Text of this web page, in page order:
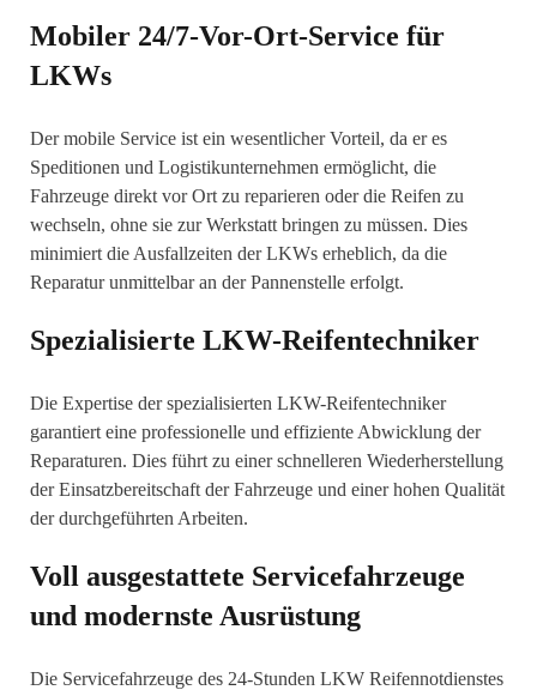
Mobiler 24/7-Vor-Ort-Service für
LKWs
Der mobile Service ist ein wesentlicher Vorteil, da er es
Speditionen und Logistikunternehmen ermöglicht, die
Fahrzeuge direkt vor Ort zu reparieren oder die Reifen zu
wechseln, ohne sie zur Werkstatt bringen zu müssen. Dies
minimiert die Ausfallzeiten der LKWs erheblich, da die
Reparatur unmittelbar an der Pannenstelle erfolgt.
Spezialisierte LKW-Reifentechniker
Die Expertise der spezialisierten LKW-Reifentechniker
garantiert eine professionelle und effiziente Abwicklung der
Reparaturen. Dies führt zu einer schnelleren Wiederherstellung
der Einsatzbereitschaft der Fahrzeuge und einer hohen Qualität
der durchgeführten Arbeiten.
Voll ausgestattete Servicefahrzeuge
und modernste Ausrüstung
Die Servicefahrzeuge des 24-Stunden LKW Reifennotdienstes